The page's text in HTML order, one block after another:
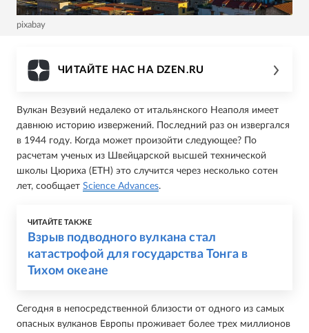
pixabay
ЧИТАЙТЕ НАС НА DZEN.RU
Вулкан Везувий недалеко от итальянского Неаполя имеет
давнюю историю извержений. Последний раз он извергался
в 1944 году. Когда может произойти следующее? По
расчетам ученых из Швейцарской высшей технической
школы Цюриха (ETH) это случится через несколько сотен
лет, сообщает Science Advances.
ЧИТАЙТЕ ТАКЖЕ
Взрыв подводного вулкана стал
катастрофой для государства Тонга в
Тихом океане
Сегодня в непосредственной близости от одного из самых
опасных вулканов Европы проживает более трех миллионов